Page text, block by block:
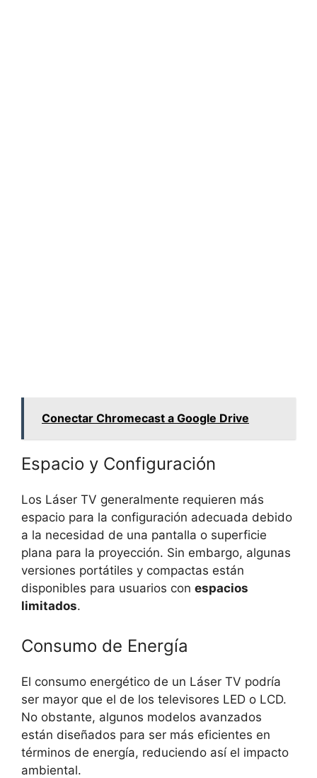
Conectar Chromecast a Google Drive
Espacio y Configuración
Los Láser TV generalmente requieren más
espacio para la configuración adecuada debido
a la necesidad de una pantalla o superficie
plana para la proyección. Sin embargo, algunas
versiones portátiles y compactas están
disponibles para usuarios con espacios
limitados.
Consumo de Energía
El consumo energético de un Láser TV podría
ser mayor que el de los televisores LED o LCD.
No obstante, algunos modelos avanzados
están diseñados para ser más eficientes en
términos de energía, reduciendo así el impacto
ambiental.